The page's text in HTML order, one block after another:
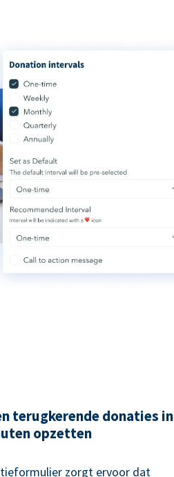
terugkerende donaties in
opzetten
zorgt ervoor dat